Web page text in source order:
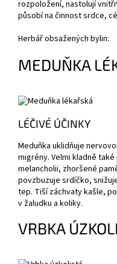
rozpoložení, nastolují
působí na činnost srdce,
Herbář obsažených bylin:
MEDUŇKA
LÉČIVÉ ÚČINKY
Meduňka uklidňuje
migrény. Velmi kladně
melancholii, zhoršené
povzbuzuje srdíčko,
tep. Tiší záchvaty kašle,
v žaludku a koliky.
VRBKA